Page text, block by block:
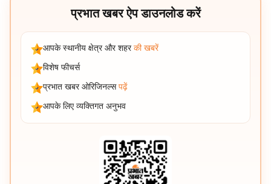
प्रभात खबर ऐप डाउनलोड करें
आपके स्थानीय क्षेत्र और शहर की खबरें
विशेष फीचर्स
प्रभात खबर ओरिजिनल्स पढ़ें
आपके लिए व्यक्तिगत अनुभव